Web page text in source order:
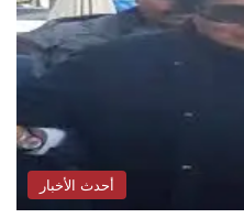
أحدث الأخبار